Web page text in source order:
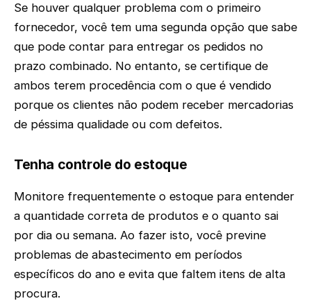
Se houver qualquer problema com o primeiro
fornecedor, você tem uma segunda opção que sabe
que pode contar para entregar os pedidos no
prazo combinado. No entanto, se certifique de
ambos terem procedência com o que é vendido
porque os clientes não podem receber mercadorias
de péssima qualidade ou com defeitos.
Tenha controle do estoque
Monitore frequentemente o estoque para entender
a quantidade correta de produtos e o quanto sai
por dia ou semana. Ao fazer isto, você previne
problemas de abastecimento em períodos
específicos do ano e evita que faltem itens de alta
procura.